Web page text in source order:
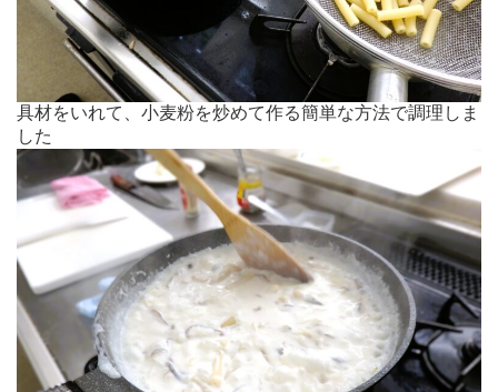
具材をいれて、小麦粉を炒めて作る簡単な方法で調理しま
した